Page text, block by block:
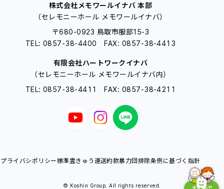
株式会社メモワールイナバ 本部
（セレモニーホール メモワールイナバ）
〒680-0923 鳥取市服部15-3
TEL: 0857-38-4400 FAX: 0857-38-4413
有限会社ハートワークイナバ
（セレモニーホール メモワールイナバ内）
TEL: 0857-38-4411 FAX: 0857-38-4211
プライバシポリシー標準霊きゅう運送約款暴力団排除条例に基づく指針
© Koshin Group. All rights reserved.